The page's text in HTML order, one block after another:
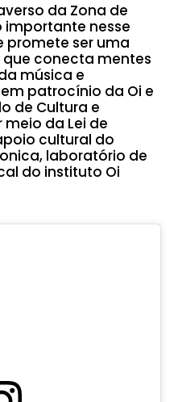
da Zona de
importante nesse
promete ser uma
conecta mentes
música e
patrocínio da Oi e
de Cultura e
da Lei de
cultural do
laboratório de
do instituto Oi